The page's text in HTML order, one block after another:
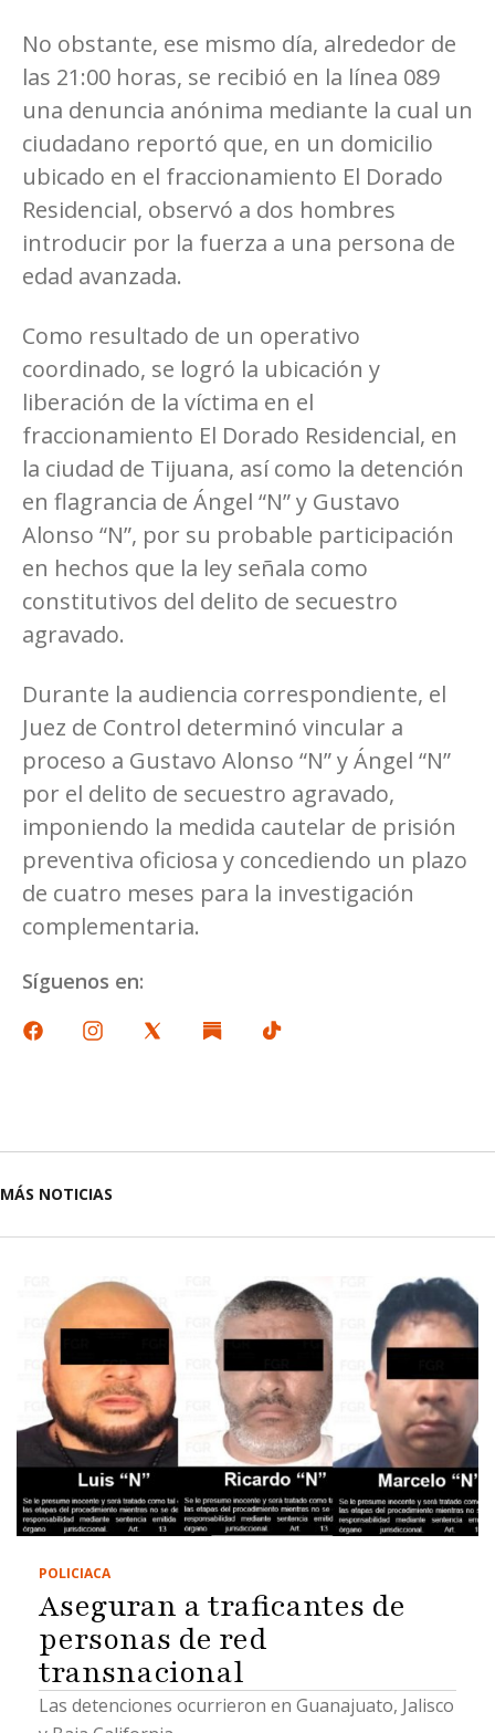
No obstante, ese mismo día, alrededor de
las 21:00 horas, se recibió en la línea 089
una denuncia anónima mediante la cual un
ciudadano reportó que, en un domicilio
ubicado en el fraccionamiento El Dorado
Residencial, observó a dos hombres
introducir por la fuerza a una persona de
edad avanzada.
Como resultado de un operativo
coordinado, se logró la ubicación y
liberación de la víctima en el
fraccionamiento El Dorado Residencial, en
la ciudad de Tijuana, así como la detención
en flagrancia de Ángel “N” y Gustavo
Alonso “N”, por su probable participación
en hechos que la ley señala como
constitutivos del delito de secuestro
agravado.
Durante la audiencia correspondiente, el
Juez de Control determinó vincular a
proceso a Gustavo Alonso “N” y Ángel “N”
por el delito de secuestro agravado,
imponiendo la medida cautelar de prisión
preventiva oficiosa y concediendo un plazo
de cuatro meses para la investigación
complementaria.
Síguenos en:
MÁS NOTICIAS
POLICIACA
Aseguran a traficantes de
personas de red
transnacional
Las detenciones ocurrieron en Guanajuato, Jalisco